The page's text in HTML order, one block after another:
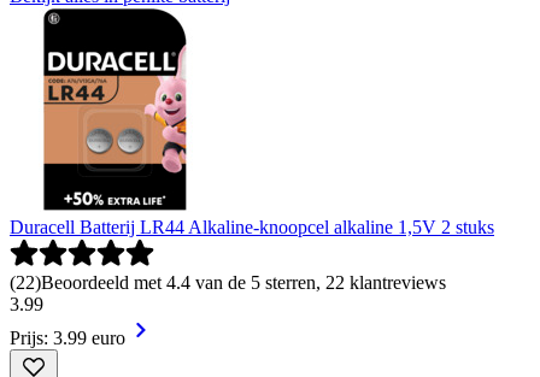
Duracell Batterij LR44 Alkaline-knoopcel alkaline 1,5V 2 stuks
(22)Beoordeeld met 4.4 van de 5 sterren, 22 klantreviews
3.99
Prijs: 3.99 euro